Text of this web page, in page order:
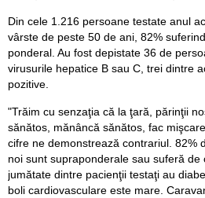
Din cele 1.216 persoane testate anul
vârste de peste 50 de ani, 82%
ponderal. Au fost depistate 36 de
virusurile hepatice B sau C, trei dintre
pozitive.
"Trăim cu senzaţia că la ţară, părinţii
sănătos, mănâncă sănătos, fac
cifre ne demonstrează contrariul. 82%
noi sunt supraponderale sau suferă de
jumătate dintre pacienţii testaţi au
boli cardiovasculare este mare.